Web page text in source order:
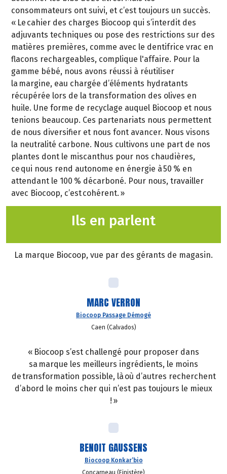
consommateurs ont suivi, et c’est toujours un succès.
« Le cahier des charges Biocoop qui s’interdit des
adjuvants techniques ou pose des restrictions sur des
matières premières, comme avec le dentifrice vrac en
flacons rechargeables, complique l'affaire. Pour la
gamme bébé, nous avons réussi à réutiliser
la margine, eau chargée d’éléments hydratants
récupérée lors de la transformation des olives en
huile. Une forme de recyclage auquel Biocoop et nous
tenions beaucoup. Ces partenariats nous permettent
de nous diversifier et nous font avancer. Nous visons
la neutralité carbone. Nous cultivons une part de nos
plantes dont le miscanthus pour nos chaudières,
ce qui nous rend autonome en énergie à 50 % en
attendant le 100 % décarboné. Pour nous, travailler
avec Biocoop, c’est cohérent. »
Ils en parlent
La marque Biocoop, vue par des gérants de magasin.
MARC VERRON
Biocoop Passage Démogé
Caen (Calvados)
« Biocoop s’est challengé pour proposer dans
sa marque les meilleurs ingrédients, le moins
de transformation possible, là où d’autres recherchent
d’abord le moins cher qui n’est pas toujours le mieux
! »
BENOIT GAUSSENS
Biocoop Konkar’bio
Concarneau (Finistère)